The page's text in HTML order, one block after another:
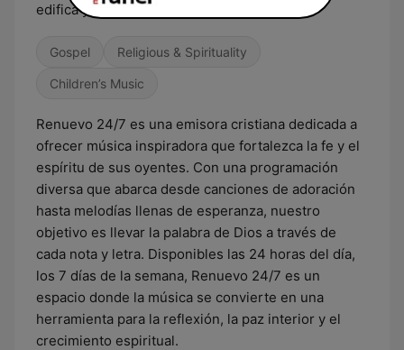
edifica y transforma
Gospel Religious & Spirituality
Children’s Music
Renuevo 24/7 es una emisora cristiana dedicada a
ofrecer música inspiradora que fortalezca la fe y el
espíritu de sus oyentes. Con una programación
diversa que abarca desde canciones de adoración
hasta melodías llenas de esperanza, nuestro
objetivo es llevar la palabra de Dios a través de
cada nota y letra. Disponibles las 24 horas del día,
los 7 días de la semana, Renuevo 24/7 es un
espacio donde la música se convierte en una
herramienta para la reflexión, la paz interior y el
crecimiento espiritual.